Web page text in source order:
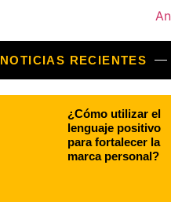
NOTICIAS RECIENTES
¿Cómo utilizar el
lenguaje positivo
para fortalecer la
marca personal?